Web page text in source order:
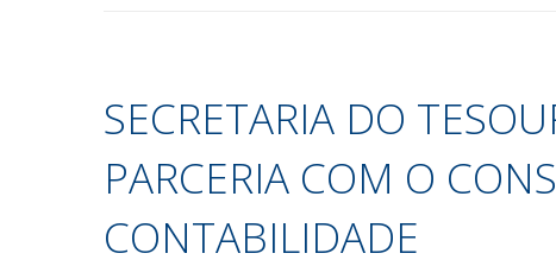
SECRETARIA DO
PARCERIA COM O
CONTABILIDADE